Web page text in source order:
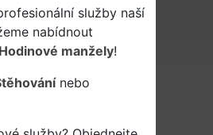
služby naší
nabídnout
Hodinové manžely!
nebo